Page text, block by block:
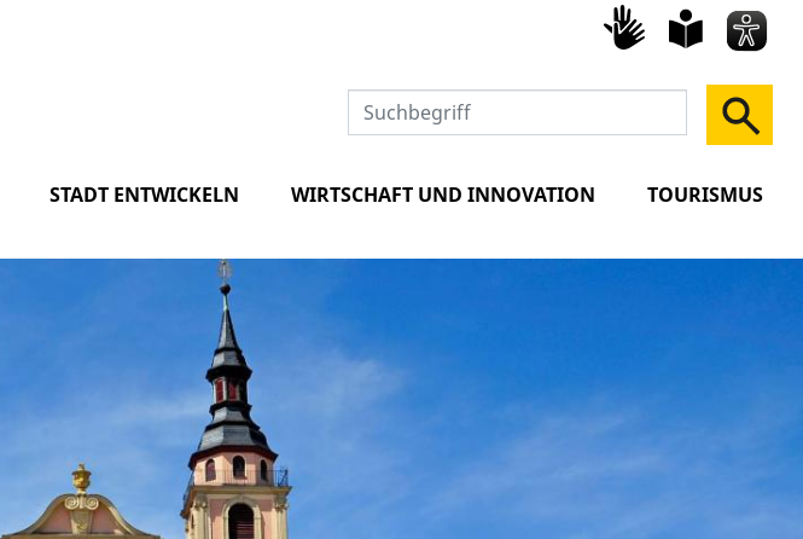
STADT ENTWICKELN WIRTSCHAFT UND INNOVATION TOURISMUS